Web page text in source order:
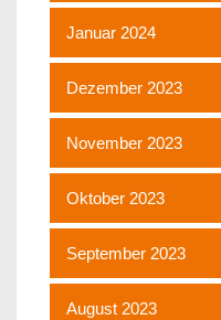
Januar 2024
Dezember 2023
November 2023
Oktober 2023
September 2023
August 2023